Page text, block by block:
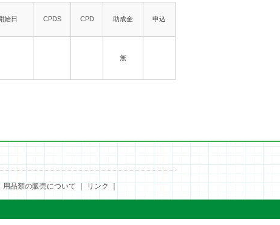
始日 CPDS CPD 助成金 申込
無
用品類の販売について ｜リンク ｜